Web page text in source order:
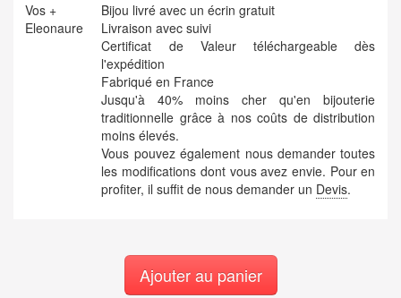
Vos +
Eleonaure
Bijou livré avec un écrin gratuit
Livraison avec suivi
Certificat de Valeur téléchargeable dès
l'expédition
Fabriqué en France
Jusqu'à 40% moins cher qu'en bijouterie
traditionnelle grâce à nos coûts de distribution
moins élevés.
Vous pouvez également nous demander toutes
les modifications dont vous avez envie. Pour en
profiter, il suffit de nous demander un Devis.
Ajouter au panier